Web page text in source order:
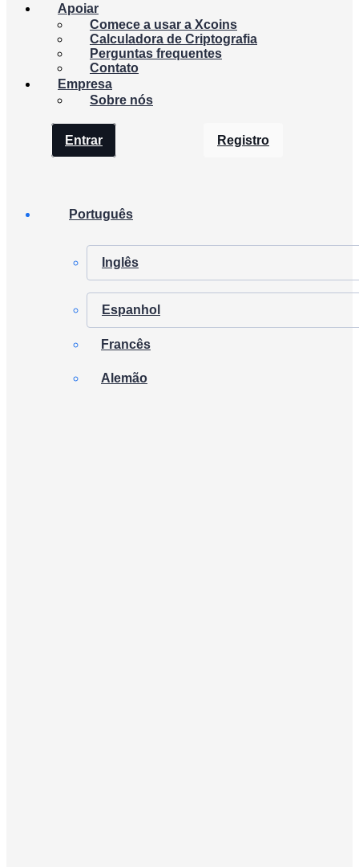
Apoiar
Comece a usar a Xcoins
Calculadora de Criptografia
Perguntas frequentes
Contato
Empresa
Sobre nós
Entrar Registro
Português
Inglês
Espanhol
Francês
Alemão